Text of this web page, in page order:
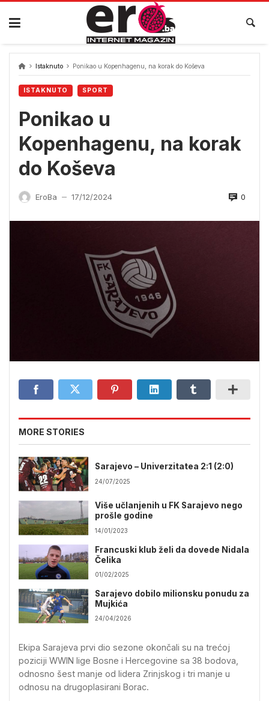
Skip
content
Istaknuto Ponikao u Kopenhagenu, na korak do Koševa
ISTAKNUTO SPORT
Ponikao u
Kopenhagenu, na korak
do Koševa
EroBa — 17/12/2024 0
MORE STORIES
Sarajevo – Univerzitatea 2:1 (2:0)
24/07/2025
Više učlanjenih u FK Sarajevo nego
prošle godine
14/01/2023
Francuski klub želi da dovede Nidala
Čelika
01/02/2025
Sarajevo dobilo milionsku ponudu za
Mujkića
24/04/2026
Ekipa Sarajeva prvi dio sezone okončali su na trećoj
poziciji WWIN lige Bosne i Hercegovine sa 38 bodova,
odnosno šest manje od lidera Zrinjskog i tri manje u
odnosu na drugoplasirani Borac.